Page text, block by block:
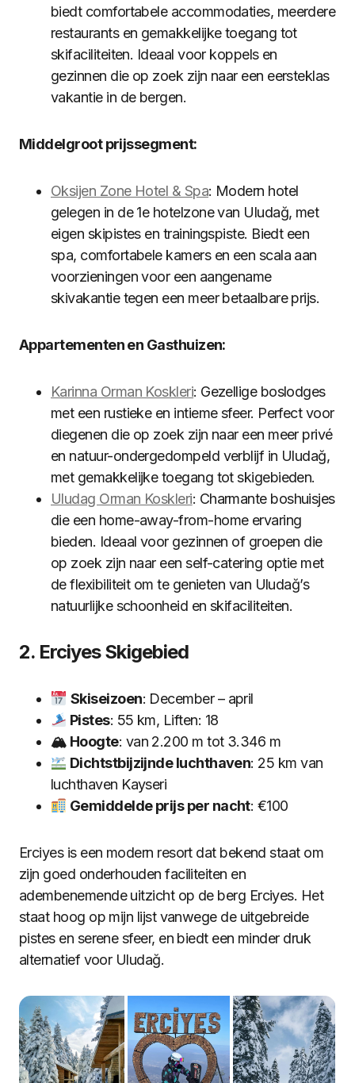
biedt comfortabele accommodaties, meerdere
restaurants en gemakkelijke toegang tot
skifaciliteiten. Ideaal voor koppels en
gezinnen die op zoek zijn naar een eersteklas
vakantie in de bergen.
Middelgroot prijssegment:
Oksijen Zone Hotel & Spa: Modern hotel
gelegen in de 1e hotelzone van Uludağ, met
eigen skipistes en trainingspiste. Biedt een
spa, comfortabele kamers en een scala aan
voorzieningen voor een aangename
skivakantie tegen een meer betaalbare prijs.
Appartementen en Gasthuizen:
Karinna Orman Koskleri: Gezellige boslodges
met een rustieke en intieme sfeer. Perfect voor
diegenen die op zoek zijn naar een meer privé
en natuur-ondergedompeld verblijf in Uludağ,
met gemakkelijke toegang tot skigebieden.
Uludag Orman Koskleri: Charmante boshuisjes
die een home-away-from-home ervaring
bieden. Ideaal voor gezinnen of groepen die
op zoek zijn naar een self-catering optie met
de flexibiliteit om te genieten van Uludağ’s
natuurlijke schoonheid en skifaciliteiten.
2. Erciyes Skigebied
Skiseizoen: December – april
Pistes: 55 km, Liften: 18
🏔 Hoogte: van 2.200 m tot 3.346 m
Dichtstbijzijnde luchthaven: 25 km van
luchthaven Kayseri
Gemiddelde prijs per nacht: €100
Erciyes is een modern resort dat bekend staat om
zijn goed onderhouden faciliteiten en
adembenemende uitzicht op de berg Erciyes. Het
staat hoog op mijn lijst vanwege de uitgebreide
pistes en serene sfeer, en biedt een minder druk
alternatief voor Uludağ.